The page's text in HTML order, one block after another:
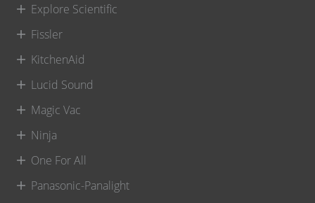
Explore Scientific
Fissler
KitchenAid
Lucid Sound
Magic Vac
Ninja
One For All
Panasonic-Panalight